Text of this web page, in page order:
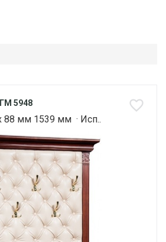
5948
88 мм 1539 мм · Исп..